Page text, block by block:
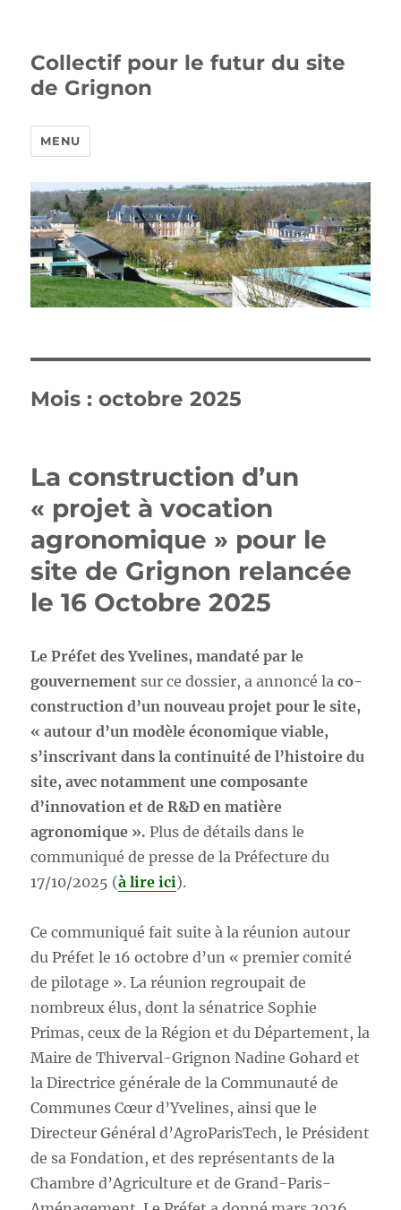
Collectif pour le futur du site
de Grignon
MENU
Mois :octobre 2025
La construction d’un
« projet à vocation
agronomique » pour le
site de Grignon relancée
le 16 Octobre 2025
Le Préfet des Yvelines, mandaté par le
gouvernement sur ce dossier, a annoncé laco-
construction d’un nouveau projet pour le site,
« autour d’un modèle économique viable,
s’inscrivant dans la continuité de l’histoire du
site, avec notamment une composante
d’innovation et de R&D en matière
agronomique ». Plus de détails dans le
communiqué de presse de la Préfecture du
17/10/2025 (à lire ici).
Ce communiqué fait suite à la réunion autour
du Préfet le 16 octobre d’un « premier comité
de pilotage ». La réunion regroupait de
nombreux élus, dont la sénatrice Sophie
Primas, ceux de la Région et du Département, la
Maire de Thiverval-Grignon Nadine Gohard et
la Directrice générale de la Communauté de
Communes Cœur d’Yvelines, ainsi que le
Directeur Général d’AgroParisTech, le Président
de sa Fondation, et des représentants de la
Chambre d’Agriculture et de Grand-Paris-